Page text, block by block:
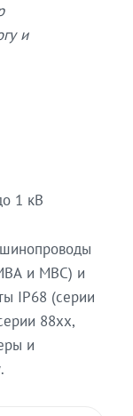
и
1 кВ
и МВС) и
IP68 (серии
88xx,
и